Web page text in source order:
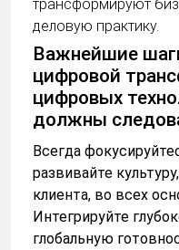
трансформируют
деловую практику.
Важнейшие
цифровой
цифровых
должны
Всегда
развивайте
клиента, во всех
Интегрируйте
глобальную